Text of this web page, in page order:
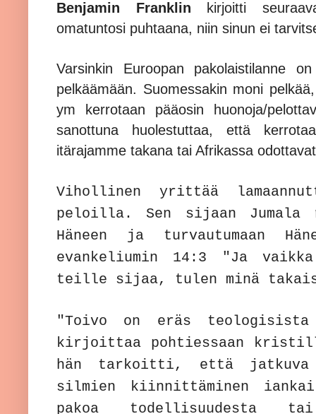
Benjamin Franklin kirjoitti
omatuntosi puhtaana, niin sinun ei
Varsinkin Euroopan pakolaistilanne
pelkäämään. Suomessakin moni
ym kerrotaan pääosin huonoja/
sanottuna huolestuttaa, että
itärajamme takana tai Afrikassa
Vihollinen yrittää
peloilla. Sen sijaan Jumala
Häneen ja turvautumaan
evankeliumin 14:3 "Ja vaikka
teille sijaa, tulen minä
"Toivo on eräs
kirjoittaa pohtiessaan
hän tarkoitti, että jatkuva
silmien kiinnittäminen
pakoa todellisuudesta